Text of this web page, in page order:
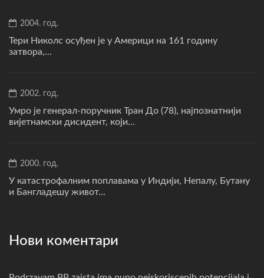
2004. год.
Тери Николс осуђен је у Америци на 161 годину
затвора,...
2002. год.
Умро је генерал-поручник Тран До (78), најпознатнији
вијетнамски дисидент, који...
2000. год.
У катастрофалним поплавама у Индији, Непалу, Бутану
и Бангладешу живот...
Нови коментари